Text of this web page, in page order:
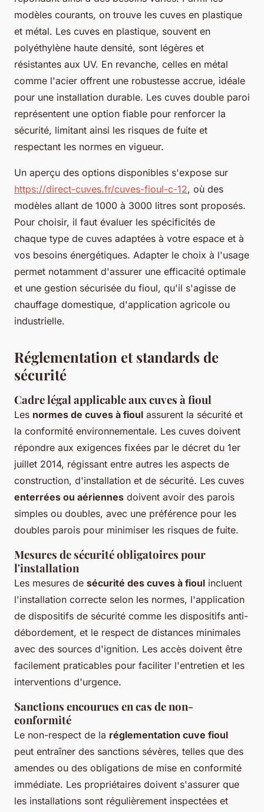
modèles courants, on trouve les cuves en plastique
et métal. Les cuves en plastique, souvent en
polyéthylène haute densité, sont légères et
résistantes aux UV. En revanche, celles en métal
comme l'acier offrent une robustesse accrue, idéale
pour une installation durable. Les cuves double paroi
représentent une option fiable pour renforcer la
sécurité, limitant ainsi les risques de fuite et
respectant les normes en vigueur.
Un aperçu des options disponibles s'expose sur
https://direct-cuves.fr/cuves-fioul-c-12, où des
modèles allant de 1000 à 3000 litres sont proposés.
Pour choisir, il faut évaluer les spécificités de
chaque type de cuves adaptées à votre espace et à
vos besoins énergétiques. Adapter le choix à l'usage
permet notamment d'assurer une efficacité optimale
et une gestion sécurisée du fioul, qu'il s'agisse de
chauffage domestique, d'application agricole ou
industrielle.
Réglementation et standards de
sécurité
Cadre légal applicable aux cuves à fioul
Les normes de cuves à fioul assurent la sécurité et
la conformité environnementale. Les cuves doivent
répondre aux exigences fixées par le décret du 1er
juillet 2014, régissant entre autres les aspects de
construction, d'installation et de sécurité. Les cuves
enterrées ou aériennes doivent avoir des parois
simples ou doubles, avec une préférence pour les
doubles parois pour minimiser les risques de fuite.
Mesures de sécurité obligatoires pour
l'installation
Les mesures de sécurité des cuves à fioul incluent
l'installation correcte selon les normes, l'application
de dispositifs de sécurité comme les dispositifs anti-
débordement, et le respect de distances minimales
avec des sources d'ignition. Les accès doivent être
facilement praticables pour faciliter l'entretien et les
interventions d'urgence.
Sanctions encourues en cas de non-
conformité
Le non-respect de la réglementation cuve fioul
peut entraîner des sanctions sévères, telles que des
amendes ou des obligations de mise en conformité
immédiate. Les propriétaires doivent s'assurer que
les installations sont régulièrement inspectées et